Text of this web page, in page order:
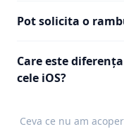
Pot solicita o
Care este
cele iOS?
Ceva ce nu am